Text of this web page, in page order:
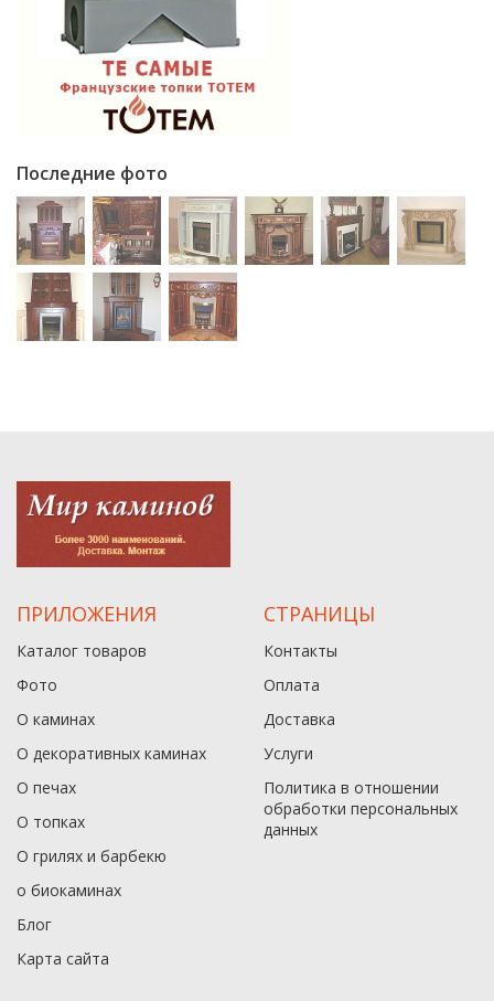
Последние фото
ПРИЛОЖЕНИЯ
Каталог товаров
Фото
О каминах
О декоративных каминах
О печах
О топках
О грилях и барбекю
о биокаминах
Блог
Карта сайта
СТРАНИЦЫ
Контакты
Оплата
Доставка
Услуги
Политика в отношении
обработки персональных
данныx